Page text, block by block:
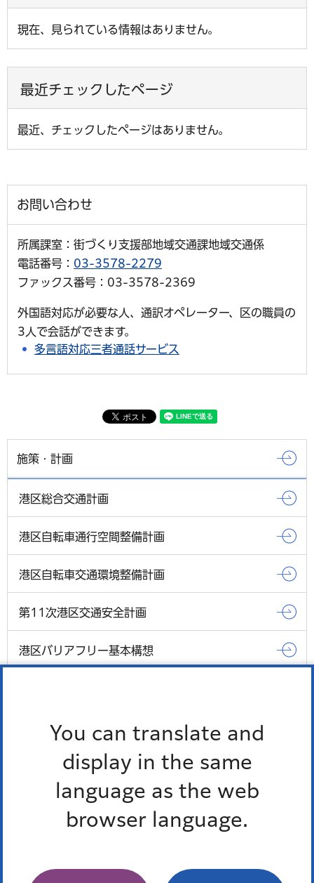
You can translate and
display in the same
language as the web
browser language.
現在、見られている情報はありません。
最近チェックしたページ
最近、チェックしたページはありません。
お問い合わせ
所属課室：街づくり支援部地域交通課地域交通係
電話番号： 03-3578-2279
ファックス番号：03-3578-2369
外国語対応が必要な人、通訳オペレーター、区の職員の
3人で会話ができます。
多言語対応三者通話サービス
施策・計画
港区総合交通計画
港区自転車通行空間整備計画
港区自転車交通環境整備計画
第11次港区交通安全計画
港区バリアフリー基本構想
オンラインサービス
窓口混雑状況